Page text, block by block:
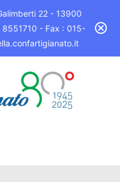
22 - 13900
8551710 - Fax : 015-